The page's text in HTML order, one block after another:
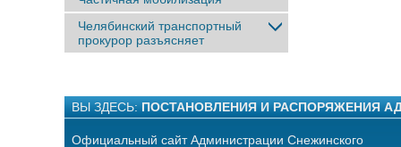
Челябинский транспортный
прокурор разъясняет
ВЫ ЗДЕСЬ: ПОСТАНОВЛЕНИЯ И РАСПОРЯЖЕНИЯ
Официальный сайт Администрации Снежинского